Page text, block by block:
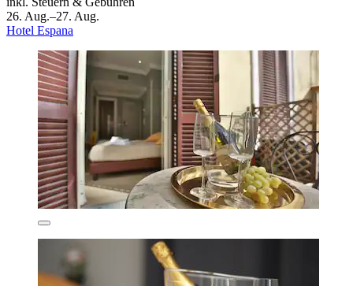
26. Aug.–27. Aug.
Hotel Espana